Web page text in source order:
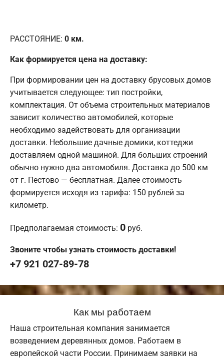
РАССТОЯНИЕ: 0 км.
Как формируется цена на доставку:
При формировании цен на доставку брусовых домов
учитывается следующее: тип постройки,
комплектация. От объема строительных материалов
зависит количество автомобилей, которые
необходимо задействовать для организации
доставки. Небольшие дачные домики, коттеджи
доставляем одной машиной. Для больших строений
обычно нужно два автомобиля. Доставка до 500 км
от г. Пестово — бесплатная. Далее стоимость
формируется исходя из тарифа: 150 рублей за
километр.
Предполагаемая стоимость: 0 руб.
Звоните чтобы узнать стоимость доставки!
+7 921 027-89-78
Как мы работаем
Наша строительная компания занимается
возведением деревянных домов. Работаем в
европейской части России. Принимаем заявки на